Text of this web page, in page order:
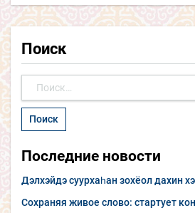
Поиск
Найти:
Последние новости
Дэлхэйдэ суурхаһан зохёол дахин
Сохраняя живое слово: стартует